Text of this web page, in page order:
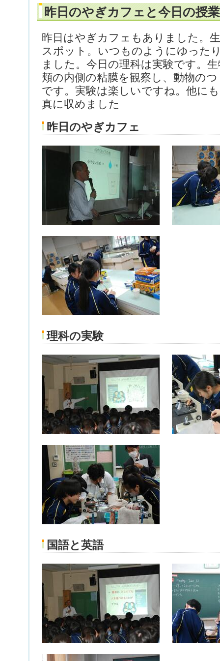
昨日のやぎカフェと今日の授
昨日はやぎカフェもありました。
スポット。いつものようにゆった
ました。今日の理科は実験です。
頬の内側の粘膜を観察し、動物の
です。実験は楽しいですね。他に
真に収めました
昨日のやぎカフェ
理科の実験
国語と英語